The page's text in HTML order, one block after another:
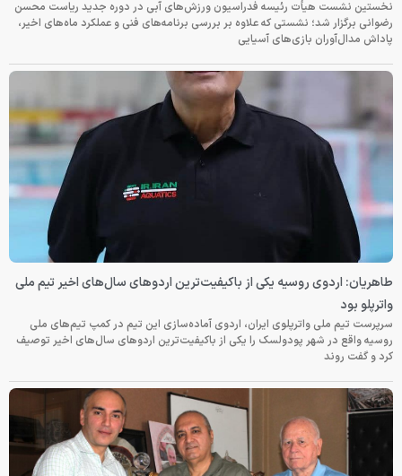
نخستین نشست هیأت رئیسه فدراسیون ورزش‌های آبی در دوره جدید ریاست محسن
رضوانی برگزار شد؛ نشستی که علاوه بر بررسی برنامه‌های فنی و عملکرد ماه‌های اخیر،
پاداش مدال‌آوران بازی‌های آسیایی
طاهریان: اردوی روسیه یکی از باکیفیت‌ترین اردوهای سال‌های اخیر تیم ملی
واترپلو بود
سرپرست تیم ملی واترپلوی ایران، اردوی آماده‌سازی این تیم در کمپ تیم‌های ملی
روسیه واقع در شهر پودولسک را یکی از باکیفیت‌ترین اردوهای سال‌های اخیر توصیف
کرد و گفت روند